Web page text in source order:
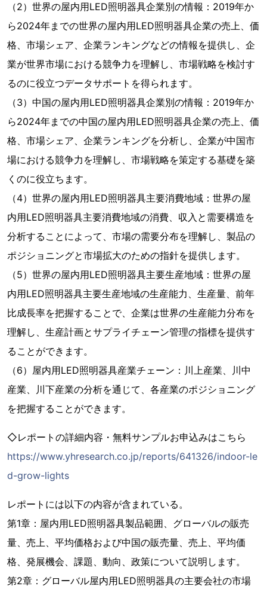
（2）世界の屋内用LED照明器具企業別の情報：2019年か
ら2024年までの世界の屋内用LED照明器具企業の売上、価
格、市場シェア、企業ランキングなどの情報を提供し、企
業が世界市場における競争力を理解し、市場戦略を検討す
るのに役立つデータサポートを得られます。
（3）中国の屋内用LED照明器具企業別の情報：2019年か
ら2024年までの中国の屋内用LED照明器具企業の売上、価
格、市場シェア、企業ランキングを分析し、企業が中国市
場における競争力を理解し、市場戦略を策定する基礎を築
くのに役立ちます。
（4）世界の屋内用LED照明器具主要消費地域：世界の屋
内用LED照明器具主要消費地域の消費、収入と需要構造を
分析することによって、市場の需要分布を理解し、製品の
ポジショニングと市場拡大のための指針を提供します。
（5）世界の屋内用LED照明器具主要生産地域：世界の屋
内用LED照明器具主要生産地域の生産能力、生産量、前年
比成長率を把握することで、企業は世界の生産能力分布を
理解し、生産計画とサプライチェーン管理の指標を提供す
ることができます。
（6）屋内用LED照明器具産業チェーン：川上産業、川中
産業、川下産業の分析を通じて、各産業のポジショニング
を把握することができます。
◇レポートの詳細内容・無料サンプルお申込みはこちら
https://www.yhresearch.co.jp/reports/641326/indoor-le
d-grow-lights
レポートには以下の内容が含まれている。
第1章：屋内用LED照明器具製品範囲、グローバルの販売
量、売上、平均価格および中国の販売量、売上、平均価
格、発展機会、課題、動向、政策について説明します。
第2章：グローバル屋内用LED照明器具の主要会社の市場